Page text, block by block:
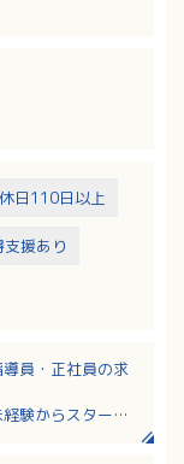
日110日以上
援あり
員・正社員の求
験からスタート